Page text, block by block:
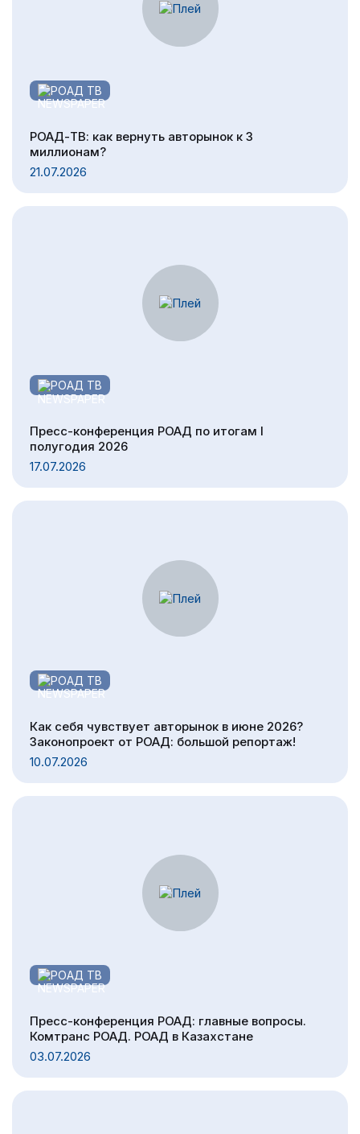
РОАД ТВ
РОАД-ТВ: как вернуть авторынок к 3
миллионам?
21.07.2026
РОАД ТВ
Пресс-конференция РОАД по итогам I
полугодия 2026
17.07.2026
РОАД ТВ
Как себя чувствует авторынок в июне 2026?
Законопроект от РОАД: большой репортаж!
10.07.2026
РОАД ТВ
Пресс-конференция РОАД: главные вопросы.
Комтранс РОАД. РОАД в Казахстане
03.07.2026